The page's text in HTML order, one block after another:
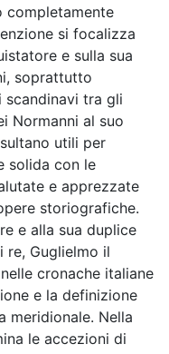
completamente
si focalizza
e sulla sua
soprattutto
scandinavi tra gli
Normanni al suo
utili per
solida con le
e apprezzate
storiografiche.
e alla sua duplice
Guglielmo il
cronache italiane
e la definizione
meridionale. Nella
le accezioni di